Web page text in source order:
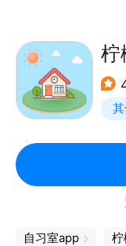
巴萨、湖人
【效率统计 数据分
时间轴： 记录每
-让知识牢牢掌握
【打卡公园】
-每天坚持为自己
运动打卡……
【数据统计】
-多维度数据呈现
-清晰展示你的日/
【桌面小组件】
柠
自习室app